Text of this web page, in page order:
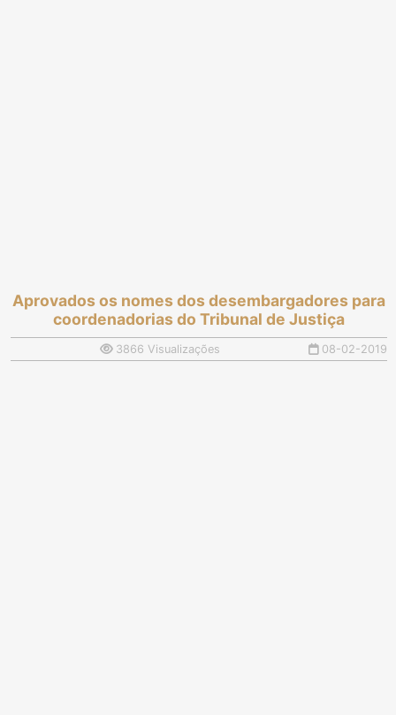
Aprovados os nomes dos desembargadores para
coordenadorias do Tribunal de Justiça
3866 Visualizações 08-02-2019